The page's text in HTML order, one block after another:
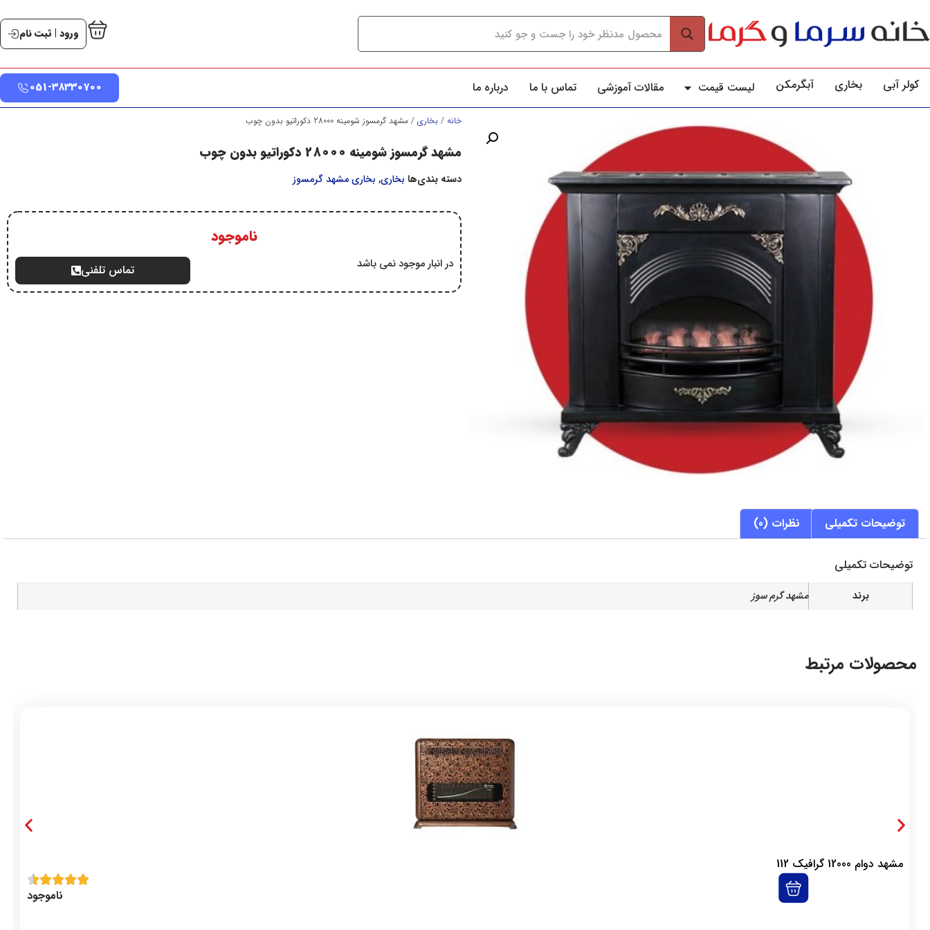
ورود | ثبت نام
کولر آبي بخاری آبگرمکن لیست قیمت مقالات آموزشی تماس با ما درباره ما 051-38330700
خانه / بخاري / مشهد گرمسوز شومینه 28000 دکوراتیو بدون چوب
مشهد گرمسوز شومینه 28000 دکوراتیو بدون چوب
دسته بندی‌ها بخاري, بخاری مشهد گرمسوز
ناموجود
در انبار موجود نمی باشد تماس تلفنی
توضیحات تکمیلی نظرات (0)
توضیحات تکمیلی
برند مشهد گرم سوز
محصولات مرتبط
مشهد دوام 12000 گرافیک 112
ناموجود